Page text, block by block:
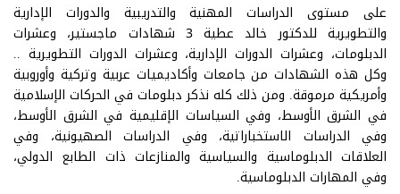
على مستوى الدراسات المهنية والتدريبية والدورات الإدارية
والتطويرية للدكتور خالد عطية 3 شهادات ماجستير، وعشرات
الدبلومات، وعشرات الدورات الإدارية، وعشرات الدورات التطويرية ..
وكل هذه الشهادات من جامعات وأكاديميات عربية وتركية وأوروبية
وأمريكية مرموقة. ومن ذلك كله نذكر دبلومات في الحركات الإسلامية
في الشرق الأوسط، وفي السياسات الإقليمية في الشرق الأوسط،
وفي الدراسات الاستخباراتية، وفي الدراسات الصهيونية، وفي
العلاقات الدبلوماسية والسياسية والمنازعات ذات الطابع الدولي،
وفي المهارات الدبلوماسية.